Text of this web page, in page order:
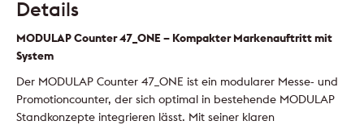
Details
MODULAP Counter 47_ONE – Kompakter Markenauftritt mit
System
Der MODULAP Counter 47_ONE ist ein modularer Messe- und
Promotioncounter, der sich optimal in bestehende MODULAP
Standkonzepte integrieren lässt. Mit seiner klaren